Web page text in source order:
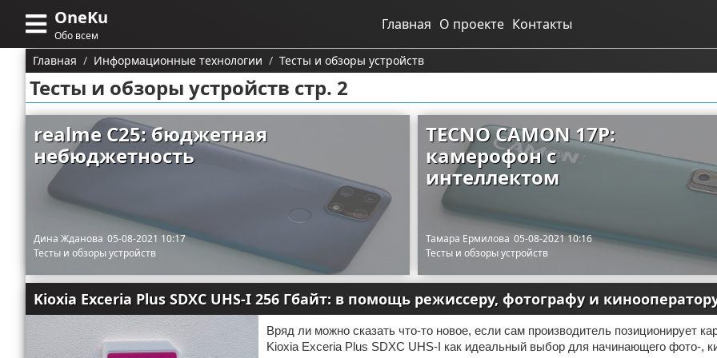
OneKu
Обо всем
Главная О проекте Контакты
Меню
Главная
Категории
Информационные
технологии
Тесты и обзоры устройств
Автомобили
Ремонт авто
Строительство и ремонт
Финансы
Путешествия и отдых
Образование
О проекте
Контакты
Сотрудничество
Размещение рекламы
Для правообладателей
Условия предоставления информации
Главная Информационные технологии Тесты и обзоры устройств
Тесты и обзоры устройств стр. 2
realme C25: бюджетная
небюджетность
Дина Жданова 05-08-2021 10:17
Тесты и обзоры устройств
TECNO CAMON 17P:
камерофон с
интеллектом
Тамара Ермилова 05-08-2021 10:16
Тесты и обзоры устройств
Kioxia Exceria Plus SDXC UHS-I 256 Гбайт: в помощь режиссеру, фотографу и
Вряд ли можно сказать что-то новое, если сам производитель позиционирует
Kioxia Exceria Plus SDXC UHS-I как идеальный выбор для начинающего фото-,